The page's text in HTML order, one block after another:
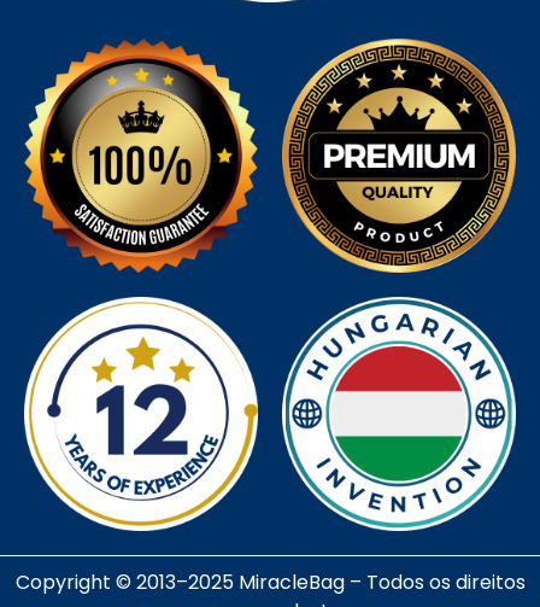
Copyright © 2013–2025 MiracleBag – Todos os direitos